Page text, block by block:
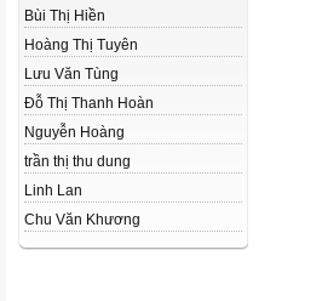
Bùi Thị Hiền
Hoàng Thị Tuyên
Lưu Văn Tùng
Đỗ Thị Thanh Hoàn
Nguyễn Hoàng
trần thị thu dung
Linh Lan
Chu Văn Khương